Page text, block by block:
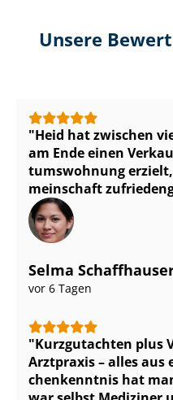
Unsere
Heid hat zwischen
am Ende einen
tums­woh­nung
mein­schaft
Selma
vor 6 Tagen
Kurzgutachten plus
Arztpraxis – alles
chen­kennt­nis hat